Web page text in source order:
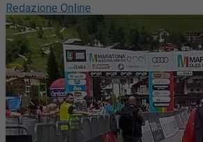
Redazione Online